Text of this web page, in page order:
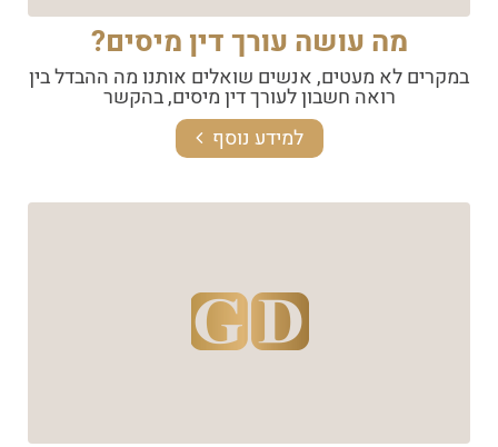
מה עושה עורך דין מיסים?
במקרים לא מעטים, אנשים שואלים אותנו מה ההבדל בין
רואה חשבון לעורך דין מיסים, בהקשר
למידע נוסף